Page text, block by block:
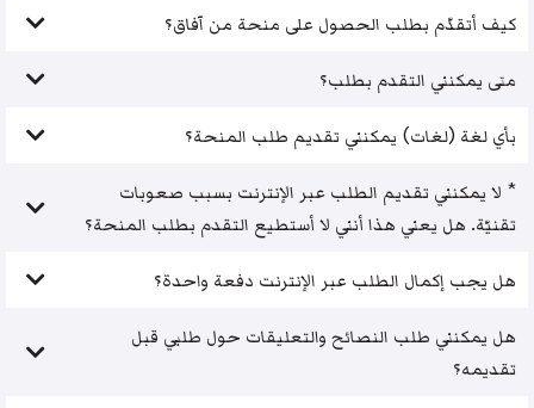
كيف أتقدّم بطلب الحصول على منحة من آفاق؟
متى يمكنني التقدم بطلب؟
بأي لغة (لغات) يمكنني تقديم طلب المنحة؟
* لا يمكنني تقديم الطلب عبر الإنترنت بسبب صعوبات
تقنيّة. هل يعني هذا أنني لا أستطيع التقدم بطلب المنحة؟
هل يجب إكمال الطلب عبر الإنترنت دفعة واحدة؟
هل يمكنني طلب النصائح والتعليقات حول طلبي قبل
تقديمه؟